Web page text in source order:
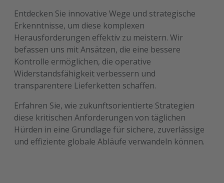
Entdecken Sie innovative Wege und strategische
Erkenntnisse, um diese komplexen
Herausforderungen effektiv zu meistern. Wir
befassen uns mit Ansätzen, die eine bessere
Kontrolle ermöglichen, die operative
Widerstandsfähigkeit verbessern und
transparentere Lieferketten schaffen.
Erfahren Sie, wie zukunftsorientierte Strategien
diese kritischen Anforderungen von täglichen
Hürden in eine Grundlage für sichere, zuverlässige
und effiziente globale Abläufe verwandeln können.